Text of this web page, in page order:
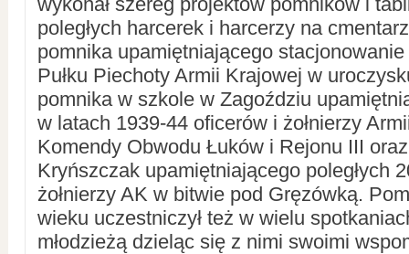
poległych harcerek i harcerzy na
pomnika upamiętniającego
Pułku Piechoty Armii Krajowej w
pomnika w szkole w Zagoździu
w latach 1939-44 oficerów i żołnierzy
Komendy Obwodu Łuków i Rejonu III
Kryńszczak upamiętniającego poległych
żołnierzy AK w bitwie pod Gręzówką.
wieku uczestniczył też w wielu
młodzieżą dzieląc się z nimi swoimi